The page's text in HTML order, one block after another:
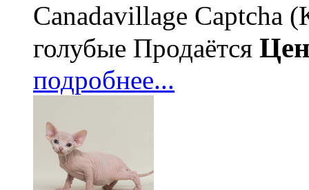
Canadavillage Captcha
голубые Продаётся
подробнее...